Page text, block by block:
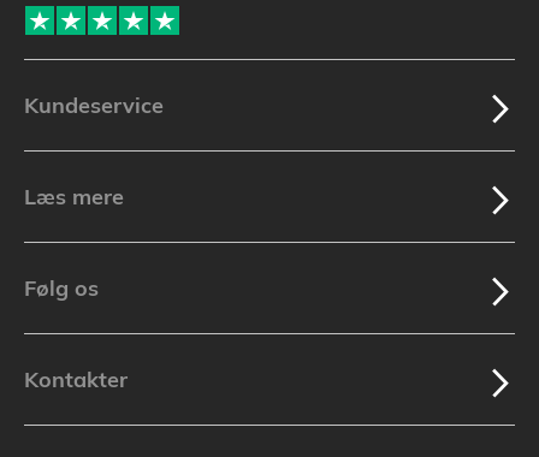
Kundeservice
Læs mere
Følg os
Kontakter